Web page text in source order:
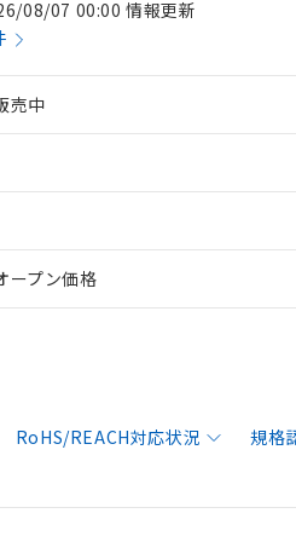
08/07 00:00 情報更新
売中
ープン価格
RoHS/REACH対応状況 規格